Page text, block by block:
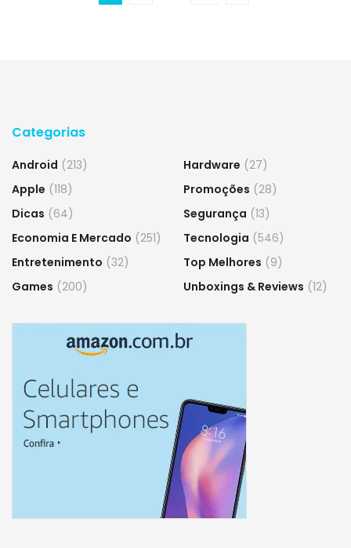
Categorias
Android (213)
Apple (118)
Dicas (64)
Economia E Mercado (251)
Entretenimento (32)
Games (200)
Hardware (27)
Promoções (28)
Segurança (13)
Tecnologia (546)
Top Melhores (9)
Unboxings & Reviews (12)